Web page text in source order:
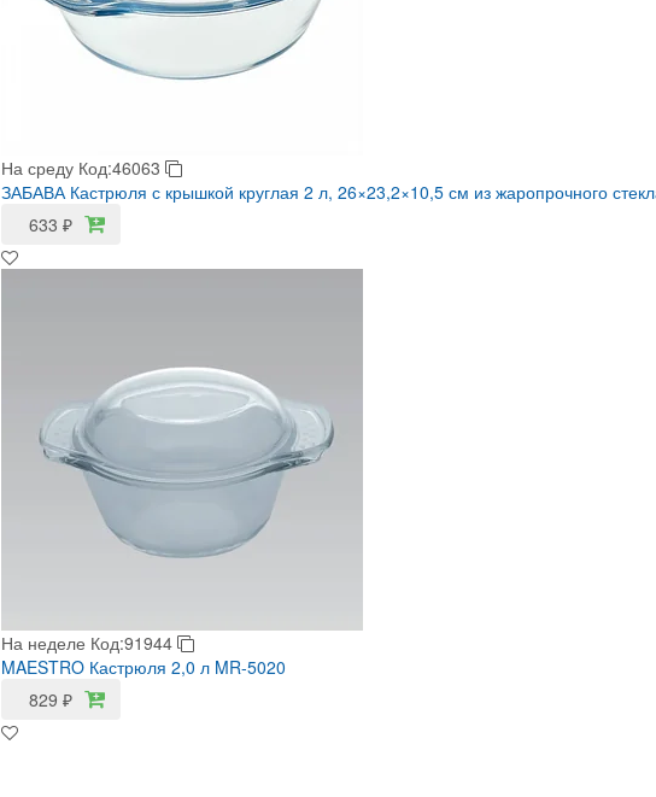
На среду Код:46063
ЗАБАВА Кастрюля с крышкой круглая 2 л, 26×23,2×10,5 см из жаропрочного
633 ₽
На неделе Код:91944
MAESTRO Кастрюля 2,0 л MR-5020
829 ₽